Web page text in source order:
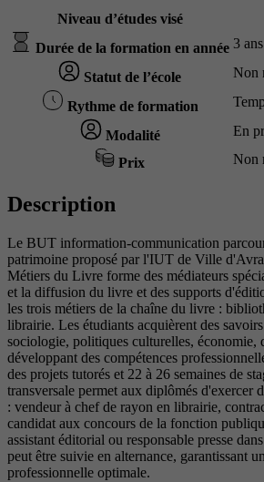
Niveau d’études visé
Durée de la formation en année 3 ans
Statut de l’école Non
Rythme de formation
Modalité En
Prix Non
Description
Le BUT information-communication
patrimoine proposé par l'IUT de Ville
Métiers du Livre forme des médiateurs
et la diffusion du livre et des supports
les trois métiers de la chaîne du livre :
librairie. Les étudiants acquièrent des
sociologie, politiques culturelles, économie,
développant des compétences
des projets tutorés et 22 à 26 semaines de
transversale permet aux diplômés d'exercer
: vendeur à chef de rayon en librairie,
candidat aux concours de la fonction
assistant éditorial ou responsable presse
peut être suivie en alternance, garantissant
professionnelle optimale.